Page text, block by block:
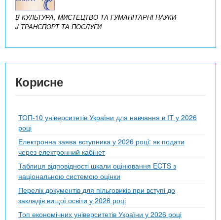
B КУЛЬТУРА, МИСТЕЦТВО ТА ГУМАНІТАРНІ НАУКИ
J ТРАНСПОРТ ТА ПОСЛУГИ
Корисне
ТОП-10 університетів України для навчання в ІТ у 2026
році
Електронна заява вступника у 2026 році: як подати
через електронний кабінет
Таблиця відповідності шкали оцінювання ECTS з
національною системою оцінки
Перелік документів для пільговиків при вступі до
закладів вищої освіти у 2026 році
Топ економічних університетів України у 2026 році